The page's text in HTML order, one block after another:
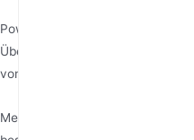
Powerline-Adapter nutzen die
Übertragung von
von der Qualität des
Mesh-Netzwerke sind die am